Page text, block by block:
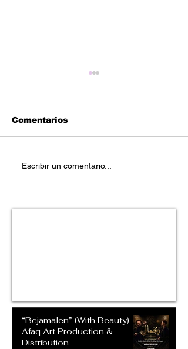
Geese Da Goon -
Comentarios
Escribir un comentario...
“Bejamalen” (With Beauty) –
Afaq Art Production &
Distribution